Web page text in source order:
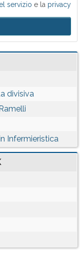
servizio e la privacy
divisiva
Infermieristica